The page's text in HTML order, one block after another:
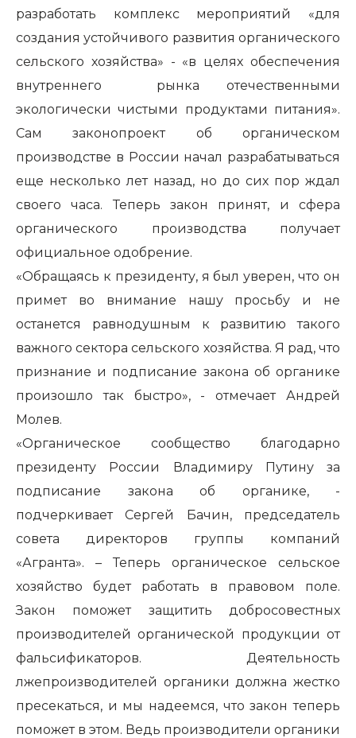
разработать комплекс мероприятий «для
создания устойчивого развития органического
сельского хозяйства» - «в целях обеспечения
внутреннего рынка отечественными
экологически чистыми продуктами питания».
Сам законопроект об органическом
производстве в России начал разрабатываться
еще несколько лет назад, но до сих пор ждал
своего часа. Теперь закон принят, и сфера
органического производства получает
официальное одобрение.
«Обращаясь к президенту, я был уверен, что он
примет во внимание нашу просьбу и не
останется равнодушным к развитию такого
важного сектора сельского хозяйства. Я рад, что
признание и подписание закона об органике
произошло так быстро», - отмечает Андрей
Молев.
«Органическое сообщество благодарно
президенту России Владимиру Путину за
подписание закона об органике, -
подчеркивает Сергей Бачин, председатель
совета директоров группы компаний
«Агранта». – Теперь органическое сельское
хозяйство будет работать в правовом поле.
Закон поможет защитить добросовестных
производителей органической продукции от
фальсификаторов. Деятельность
лжепроизводителей органики должна жестко
пресекаться, и мы надеемся, что закон теперь
поможет в этом. Ведь производители органики